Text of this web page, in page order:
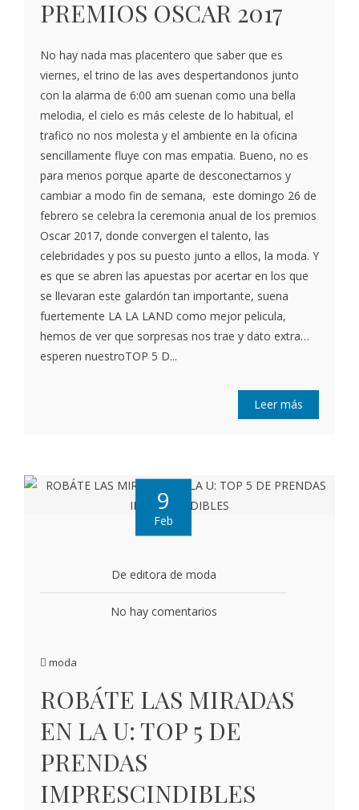
PREMIOS OSCAR 2017
No hay nada mas placentero que saber que es
viernes, el trino de las aves despertandonos junto
con la alarma de 6:00 am suenan como una bella
melodia, el cielo es más celeste de lo habitual, el
trafico no nos molesta y el ambiente en la oficina
sencillamente fluye con mas empatia. Bueno, no es
para menos porque aparte de desconectarnos y
cambiar a modo fin de semana, este domingo 26 de
febrero se celebra la ceremonia anual de los premios
Oscar 2017, donde convergen el talento, las
celebridades y pos su puesto junto a ellos, la moda. Y
es que se abren las apuestas por acertar en los que
se llevaran este galardón tan importante, suena
fuertemente LA LA LAND como mejor pelicula,
hemos de ver que sorpresas nos trae y dato extra…
esperen nuestroTOP 5 D...
Leer más
9
Feb
De editora de moda
No hay comentarios
moda
ROBÁTE LAS MIRADAS
EN LA U: TOP 5 DE
PRENDAS
IMPRESCINDIBLES